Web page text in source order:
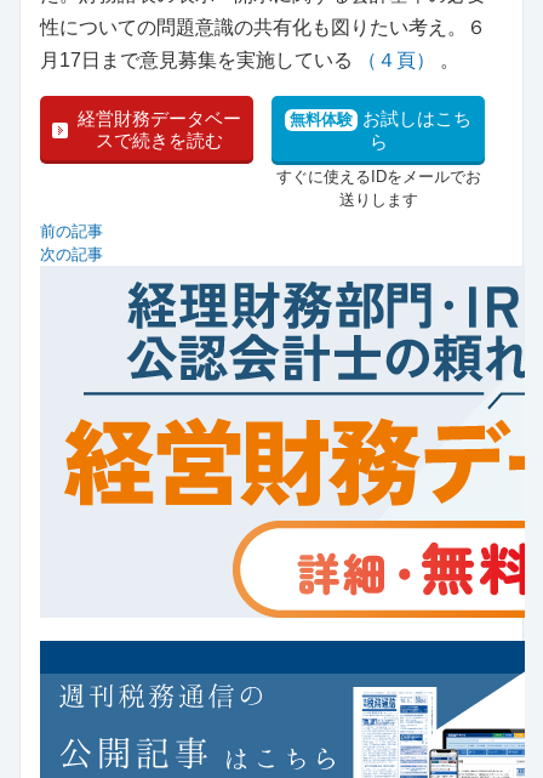
性についての問題意識の共有化も図りたい考え。６
月17日まで意見募集を実施している
（４頁） 。
経営財務データベー
スで続きを読む
無料体験 お試しはこち
ら
すぐに使えるIDをメールでお
送りします
前の記事
次の記事